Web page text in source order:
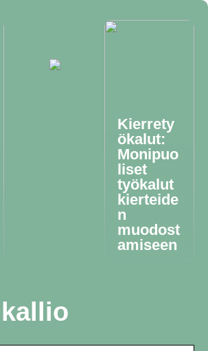
Kierrety
ökalut:
Monipuo
liset
työkalut
kierteide
n
muodost
amiseen